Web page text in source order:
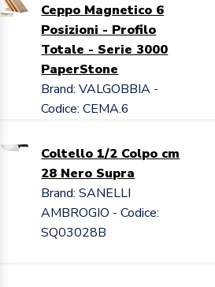
Ceppo Magnetico 6
Posizioni - Profilo
Totale - Serie 3000
PaperStone
Brand: VALGOBBIA -
Codice: CEMA.6
Coltello 1/2 Colpo cm
28 Nero Supra
Brand: SANELLI
AMBROGIO - Codice:
SQ03028B